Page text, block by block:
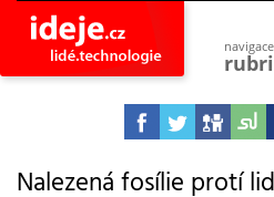
navigace
astro
Nalezená fosílie protí